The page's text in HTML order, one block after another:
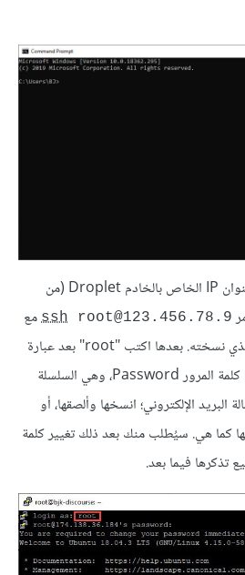
بعد ذلك، يجب عليك نسخ عنوان IP الخاص بالخادم Droplet (من
ssh root@123.456.78.9
مع
استبدال الأرقام بعنوان IP الذي نسخته. بعدها اكتب "root" بعد عبارة
"login as:". ستدخل بعدها كلمة المرور Password، وهي السلسلة
الإلكتروني؛ انسخها وألصقها، أو
كما هي. سيُطلب منك بعد ذلك تغيير كلمة
تذكرها فيما بعد.